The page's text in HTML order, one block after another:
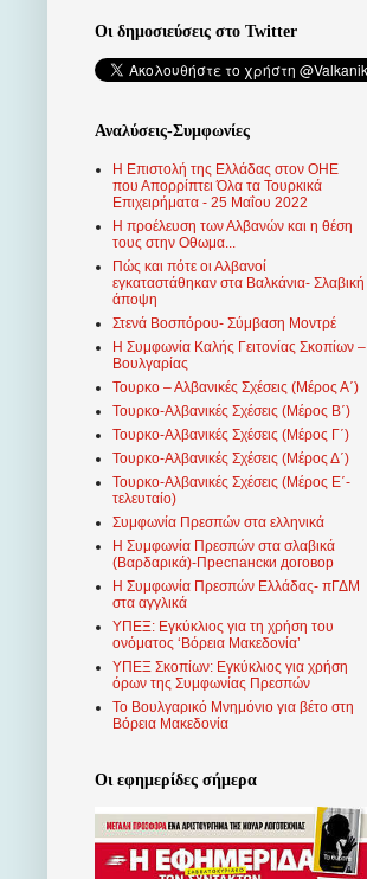
Οι δημοσιεύσεις στο Twitter
Αναλύσεις-Συμφωνίες
Η Επιστολή της Ελλάδας στον ΟΗΕ
που Απορρίπτει Όλα τα Τουρκικά
Επιχειρήματα - 25 Μαΐου 2022
Η προέλευση των Αλβανών και η θέση
τους στην Οθωμα...
Πώς και πότε οι Αλβανοί
εγκαταστάθηκαν στα Βαλκάνια- Σλαβική
άποψη
Στενά Βοσπόρου- Σύμβαση Μοντρέ
Η Συμφωνία Καλής Γειτονίας Σκοπίων –
Βουλγαρίας
Τουρκο – Αλβανικές Σχέσεις (Mέρος Α΄)
Τουρκο-Αλβανικές Σχέσεις (Μέρος Β΄)
Τουρκο-Αλβανικές Σχέσεις (Μέρος Γ΄)
Τουρκο-Αλβανικές Σχέσεις (Μέρος Δ΄)
Τουρκο-Αλβανικές Σχέσεις (Μέρος Ε΄-
τελευταίο)
Συμφωνία Πρεσπών στα ελληνικά
Η Συμφωνία Πρεσπών στα σλαβικά
(Βαρδαρικά)-Преспански договор
Η Συμφωνία Πρεσπών Ελλάδας- πΓΔΜ
στα αγγλικά
ΥΠΕΞ: Εγκύκλιος για τη χρήση του
ονόματος ‘Βόρεια Μακεδονία’
ΥΠΕΞ Σκοπίων: Εγκύκλιος για χρήση
όρων της Συμφωνίας Πρεσπών
Το Βουλγαρικό Μνημόνιο για βέτο στη
Βόρεια Μακεδονία
Οι εφημερίδες σήμερα